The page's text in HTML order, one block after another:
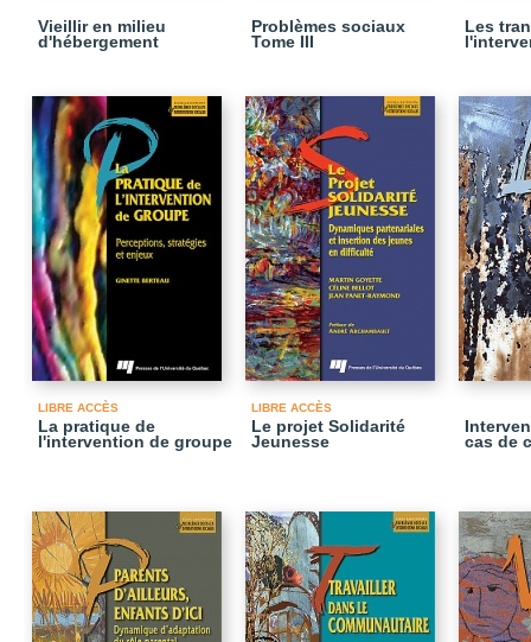
Vieillir en milieu
d'hébergement
Problèmes sociaux
Tome III
Les
LIBRE ACCÈS
La pratique de
l'intervention de groupe
LIBRE ACCÈS
Le projet Solidarité
Jeunesse
cas de